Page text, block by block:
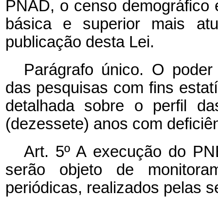
PNAD, o censo
básica e superior mais
publicação desta Lei.
Parágrafo único. O
das pesquisas com fins
detalhada sobre o perfil
(dezessete) anos com
Art. 5º A execução do
serão objeto de
periódicas, realizados pelas